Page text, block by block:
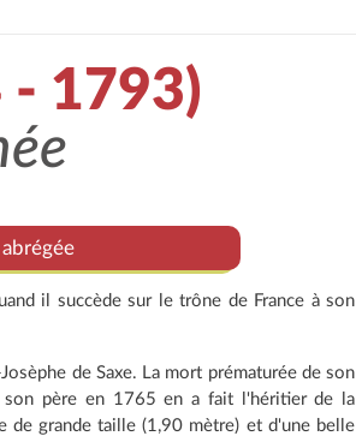
- 1793)
il succède sur le trône de France à son
de Saxe. La mort prématurée de son
père en 1765 en a fait l'héritier de la
de grande taille (1,90 mètre) et d'une belle